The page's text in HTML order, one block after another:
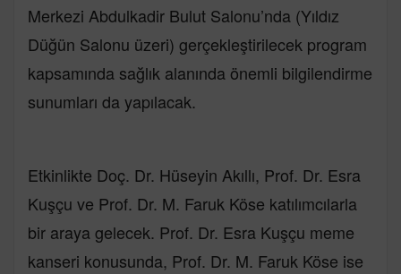
Merkezi Abdulkadir Bulut Salonu’nda (Yıldız
Düğün Salonu üzeri) gerçekleştirilecek program
kapsamında sağlık alanında önemli bilgilendirme
sunumları da yapılacak.
Etkinlikte Doç. Dr. Hüseyin Akıllı, Prof. Dr. Esra
Kuşçu ve Prof. Dr. M. Faruk Köse katılımcılarla
bir araya gelecek. Prof. Dr. Esra Kuşçu meme
kanseri konusunda, Prof. Dr. M. Faruk Köse ise